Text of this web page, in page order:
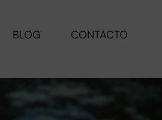
BLOG CONTACTO